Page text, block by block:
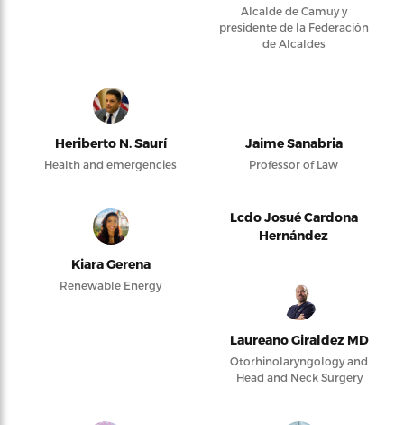
Alcalde de Camuy y
presidente de la Federación
de Alcaldes
Heriberto N. Saurí
Health and emergencies
Jaime Sanabria
Professor of Law
Kiara Gerena
Renewable Energy
Lcdo Josué Cardona
Hernández
Laureano Giraldez MD
Otorhinolaryngology and
Head and Neck Surgery